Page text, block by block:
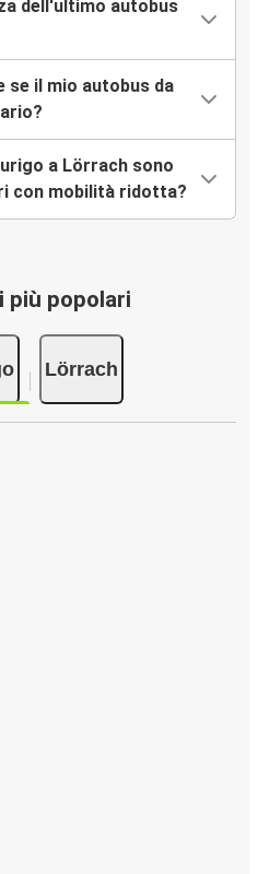
dell'ultimo autobus
se il mio autobus da
a Lörrach sono
con mobilità ridotta?
più popolari
Lörrach